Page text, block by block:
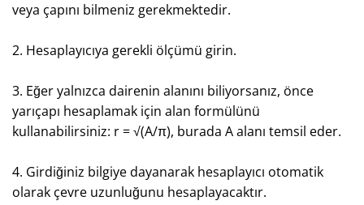
veya çapını bilmeniz gerekmektedir.
2. Hesaplayıcıya gerekli ölçümü girin.
3. Eğer yalnızca dairenin alanını biliyorsanız, önce
yarıçapı hesaplamak için alan formülünü
kullanabilirsiniz: r = √(A/π), burada A alanı temsil eder.
4. Girdiğiniz bilgiye dayanarak hesaplayıcı otomatik
olarak çevre uzunluğunu hesaplayacaktır.